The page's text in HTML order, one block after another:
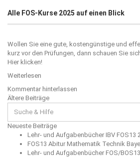
Alle FOS-Kurse 2025 auf einen Blick
Wollen Sie eine gute, kostengünstige und
kurz vor den Prüfungen, dann schauen Sie
Hier klicken!
Weiterlesen
Kommentar hinterlassen
Beitragsnavigation
Ältere Beiträge
für:
Neueste Beiträge
Lehr- und Aufgabenbücher IBV FOS13
FOS13 Abitur Mathematik Technik
Lehr- und Aufgabenbücher FOS/